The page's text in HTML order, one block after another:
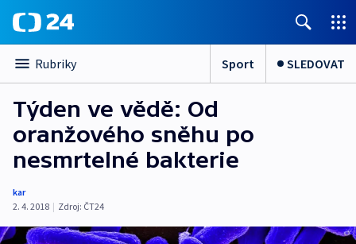
Rubriky Sport SLEDOVAT
Týden ve vědě: Od
oranžového sněhu po
nesmrtelné bakterie
kar
2. 4. 2018 | Zdroj: ČT24